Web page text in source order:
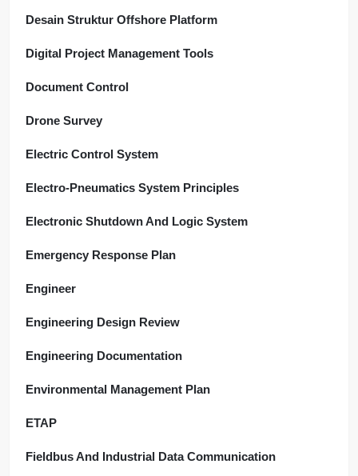
Desain Struktur Offshore Platform
Digital Project Management Tools
Document Control
Drone Survey
Electric Control System
Electro-Pneumatics System Principles
Electronic Shutdown And Logic System
Emergency Response Plan
Engineer
Engineering Design Review
Engineering Documentation
Environmental Management Plan
ETAP
Fieldbus And Industrial Data Communication